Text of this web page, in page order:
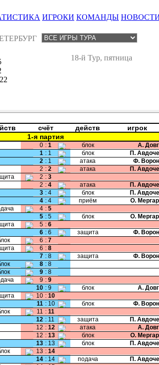
ИГРОКИ КОМАНДЫ
18-й Тур, пятница
счёт действ игрок
1-я партия
0 : 1 блок А.
1 : 1 блок П.
2 : 1 атака Ф.
2 : 2 атака П.
2 : 3
2 : 4 атака П.
3 : 4 блок П.
4 : 4 приём О.
4 : 5
5 : 5 блок О.
5 : 6
6 : 6 защита Ф.
6 : 7
6 : 8
7 : 8 защита Ф.
8 : 8
9 : 8
9 : 9
10 : 9 блок А.
10 : 10
11 : 10 блок Ф.
11 : 11
12 : 11 защита П.
12 : 12 атака А.
12 : 13 блок О.
13 : 13 блок П.
13 : 14
14 : 14 подача П.